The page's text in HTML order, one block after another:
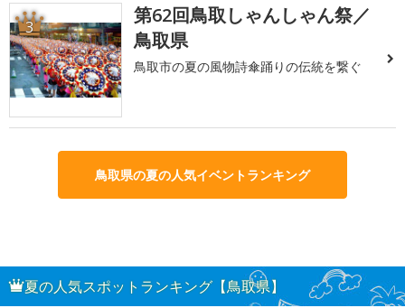
3
第62回鳥取しゃんしゃん祭／
鳥取県
鳥取市の夏の風物詩傘踊りの伝統を繋ぐ
鳥取県の夏の人気イベントランキング
夏の人気スポットランキング【鳥取県】